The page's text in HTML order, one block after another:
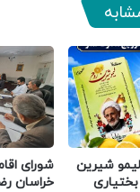
شیرین
شورای
خراسان